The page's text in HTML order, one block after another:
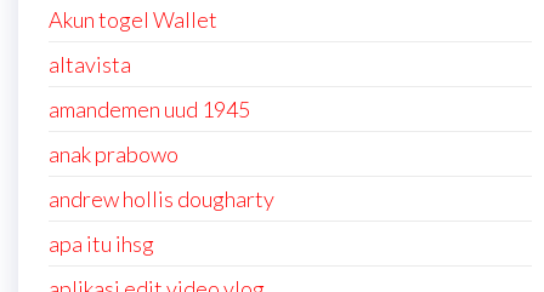
Akun togel Wallet
altavista
amandemen uud 1945
anak prabowo
andrew hollis dougharty
apa itu ihsg